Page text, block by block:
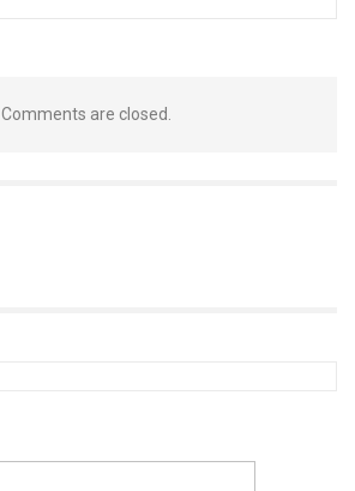
Comments are closed.